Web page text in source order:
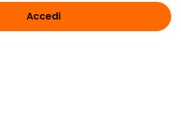
Accedi